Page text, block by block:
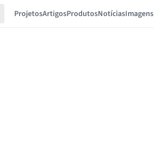
ProjetosArtigosProdutosNotíciasImagens